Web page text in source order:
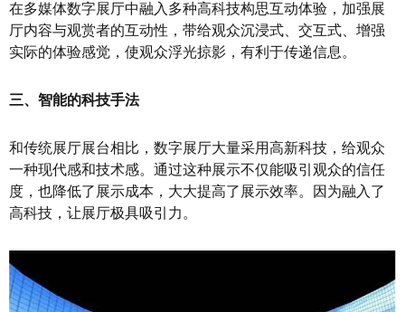
在多媒体数字展厅中融入多种高科技构思互动体验，加强展
厅内容与观赏者的互动性，带给观众沉浸式、交互式、增强
实际的体验感觉，使观众浮光掠影，有利于传递信息。
三、智能的科技手法
和传统展厅展台相比，数字展厅大量采用高新科技，给观众
一种现代感和技术感。通过这种展示不仅能吸引观众的信任
度，也降低了展示成本，大大提高了展示效率。因为融入了
高科技，让展厅极具吸引力。